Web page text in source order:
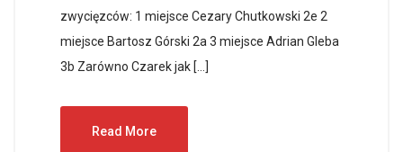
zwycięzców: 1 miejsce Cezary Chutkowski 2e 2
miejsce Bartosz Górski 2a 3 miejsce Adrian Gleba
3b Zarówno Czarek jak […]
Read More